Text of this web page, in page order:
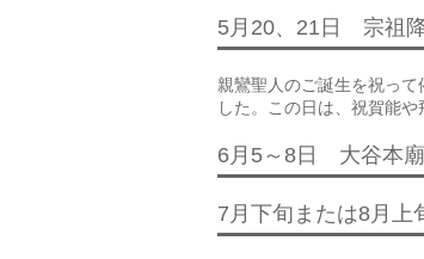
5月20、21日 宗祖降
親鸞聖人のご誕生を祝っ
した。この日は、祝賀能
6月5～8日 大谷本
7月下旬または8月